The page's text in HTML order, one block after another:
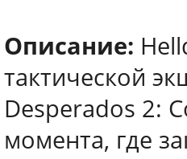
Описание:
тактической
Desperados 2:
момента, где